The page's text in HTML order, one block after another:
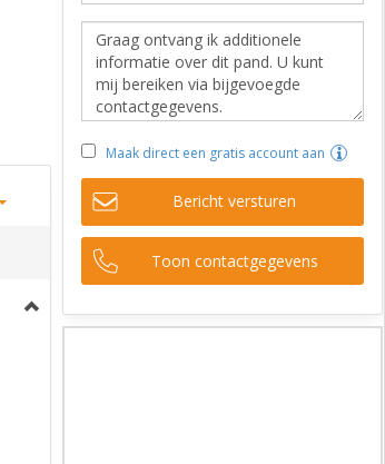
Maak direct een gratis account aan
Bericht versturen
Toon contactgegevens